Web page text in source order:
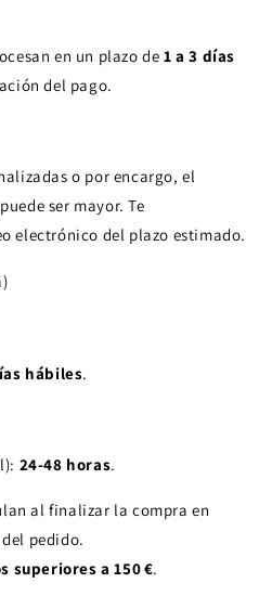
en un plazo de 1 a 3 días
del pago.
o por encargo, el
ser mayor. Te
electrónico del plazo estimado.
hábiles.
24-48 horas.
al finalizar la compra en
pedido.
superiores a 150 €.